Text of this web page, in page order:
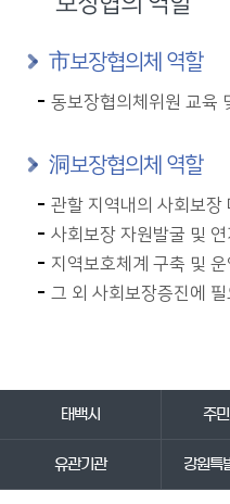
市보장협의체 역할
동보장협의체위원 교육
洞보장협의체 역할
관할 지역내의 사회보장
사회보장 자원발굴 및 연
지역보호체계 구축 및 운
그 외 사회보장증진에
태백시 주
유관기관 강원특